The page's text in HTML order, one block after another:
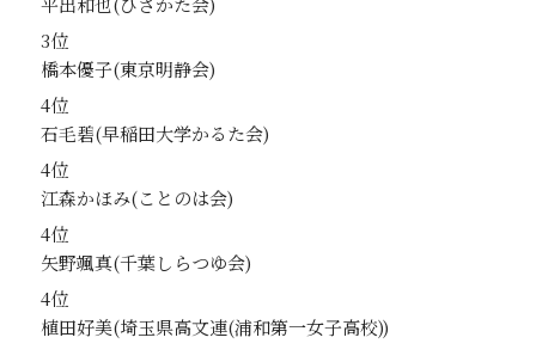
3位
橋本優子
4位
石毛碧
4位
江森かほみ
4位
矢野颯真
4位
植田好美